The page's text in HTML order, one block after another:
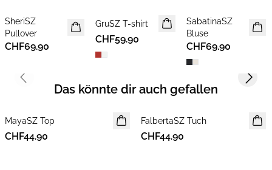
NEUHEIT
SheriSZ
Pullover
CHF69.90
NEUHEIT
GruSZ T-shirt
CHF59.90
NEUHEIT
SabatinaSZ
Bluse
CHF69.90
Das könnte dir auch gefallen
MayaSZ Top
CHF44.90
NEUHEIT
FalbertaSZ Tuch
CHF44.90
Previous slide Next